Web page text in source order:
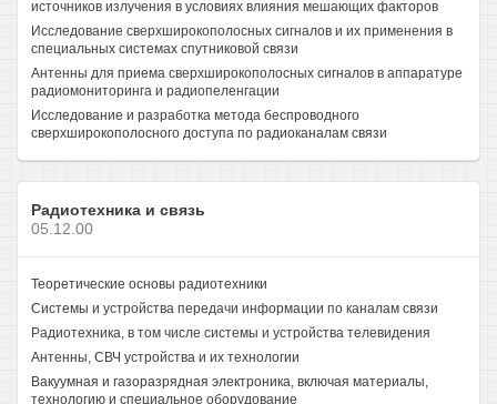
источников излучения в условиях влияния мешающих факторов
Исследование сверхширокополосных сигналов и их применения в
специальных системах спутниковой связи
Антенны для приема сверхширокополосных сигналов в аппаратуре
радиомониторинга и радиопеленгации
Исследование и разработка метода беспроводного
сверхширокополосного доступа по радиоканалам связи
Радиотехника и связь
05.12.00
Теоретические основы радиотехники
Системы и устройства передачи информации по каналам связи
Радиотехника, в том числе системы и устройства телевидения
Антенны, СВЧ устройства и их технологии
Вакуумная и газоразрядная электроника, включая материалы,
технологию и специальное оборудование